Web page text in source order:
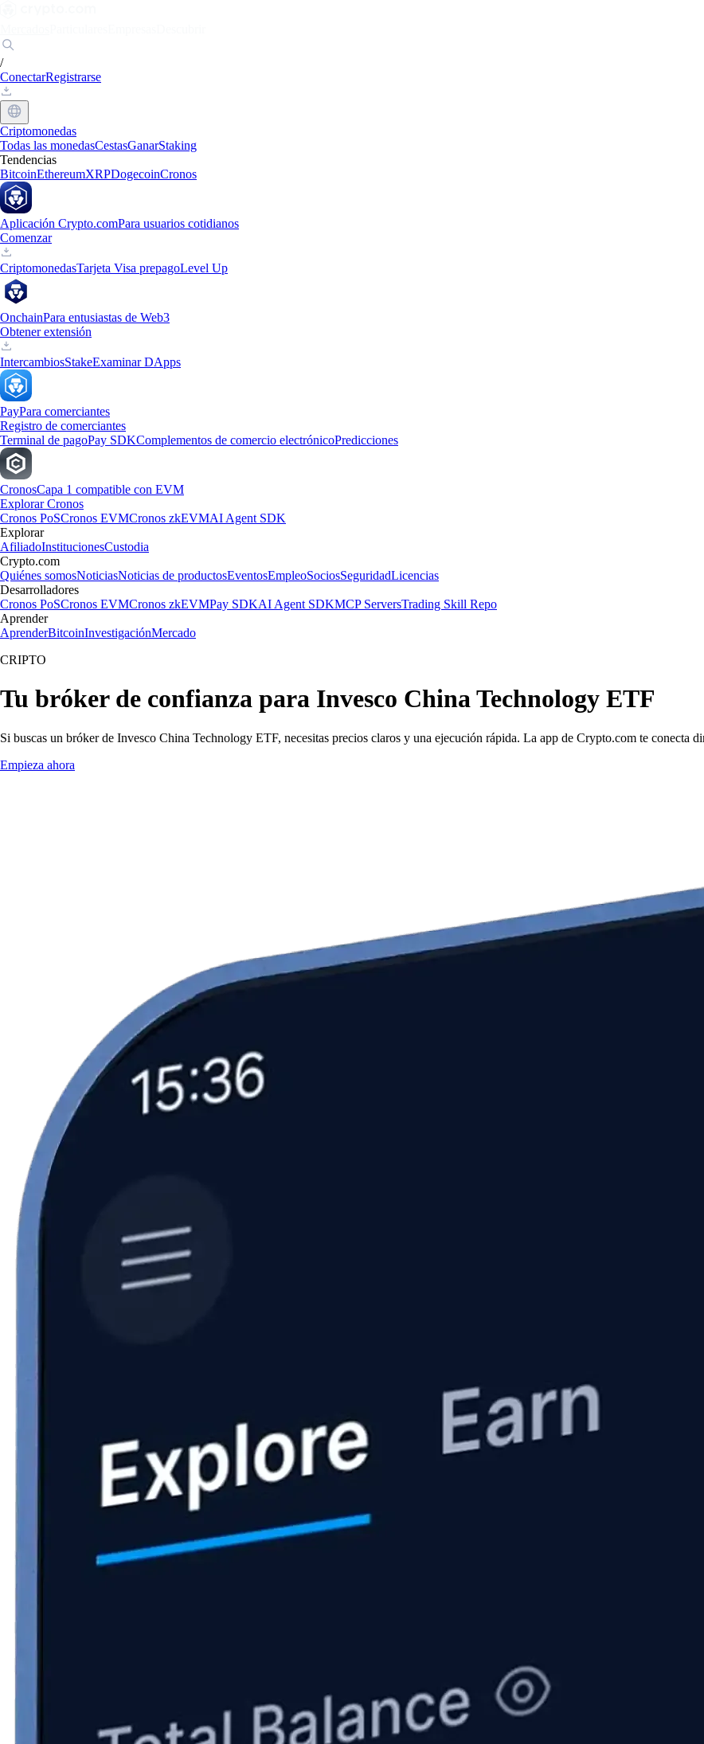
/
ConectarRegistrarse
Criptomonedas
Todas las monedasCestasGanarStaking
Tendencias
BitcoinEthereumXRPDogecoinCronos
Aplicación Crypto.comPara usuarios cotidianos
Comenzar
CriptomonedasTarjeta Visa prepagoLevel Up
OnchainPara entusiastas de Web3
Obtener extensión
IntercambiosStakeExaminar DApps
PayPara comerciantes
Registro de comerciantes
Terminal de pagoPay SDKComplementos de comercio electrónicoPredicciones
CronosCapa 1 compatible con EVM
Explorar Cronos
Cronos PoSCronos EVMCronos zkEVMAI Agent SDK
Explorar
AfiliadoInstitucionesCustodia
Crypto.com
Quiénes somosNoticiasNoticias de productosEventosEmpleoSociosSeguridadLicencias
Desarrolladores
Cronos PoSCronos EVMCronos zkEVMPay SDKAI Agent SDKMCP ServersTrading Skill Repo
Aprender
AprenderBitcoinInvestigaciónMercado
CRIPTO
Tu bróker de confianza para Invesco China Technology ETF
Si buscas un bróker de Invesco China Technology ETF, necesitas precios claros y una ejecución rápida. La app de Crypto.com te conecta
Empieza ahora